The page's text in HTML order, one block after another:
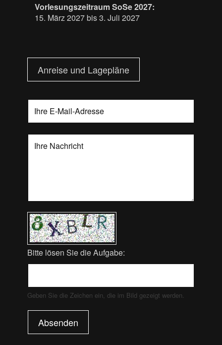
Vorlesungszeitraum SoSe 2027:
15. März 2027 bis 3. Juli 2027
Anreise und Lagepläne
Bitte lösen Sie die Aufgabe:
Geben Sie die Zeichen ein, die im Bild gezeigt werden.
Absenden